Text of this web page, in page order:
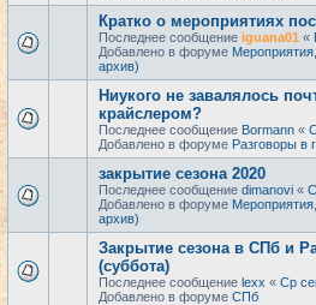
Кратко о мероприятиях
Последнее сообщение iguana01 «
Добавлено в форуме
архив)
Ниукого не завалялось
крайслером?
Последнее сообщение Bormann «
Добавлено в форуме Разговоры в
закрытие сезона 2020
Последнее сообщение dimanovi «
Добавлено в форуме
архив)
Закрытие сезона в СПб и
(суббота)
Последнее сообщение lexx « Ср
Добавлено в форуме СПб